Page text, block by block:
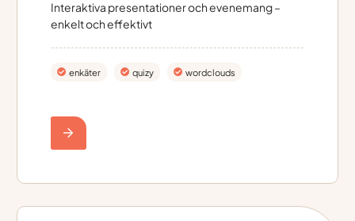
Interaktiva presentationer och evenemang –
enkelt och effektivt
enkäter quizy wordclouds